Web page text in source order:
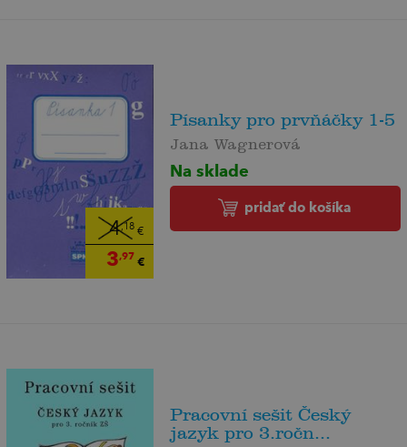
4,18€
3,97 €
Písanky pro prvňáčky 1-5
Jana Wagnerová
Na sklade
pridať do košíka
Pracovní sešit Český
jazyk pro 3.ročn...